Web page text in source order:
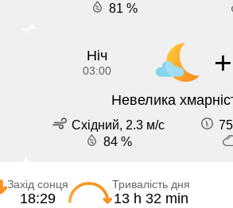
81 %
Ніч
03:00
Невелика
Східний, 2.3 м/с
84 %
Захід сонця
18:29
Тривалість дня
13 h 32 min